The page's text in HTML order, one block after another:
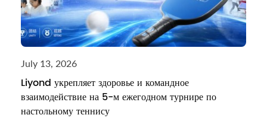
July 13, 2026
Liyond укрепляет здоровье и командное
взаимодействие на 5-м ежегодном турнире по
настольному теннису